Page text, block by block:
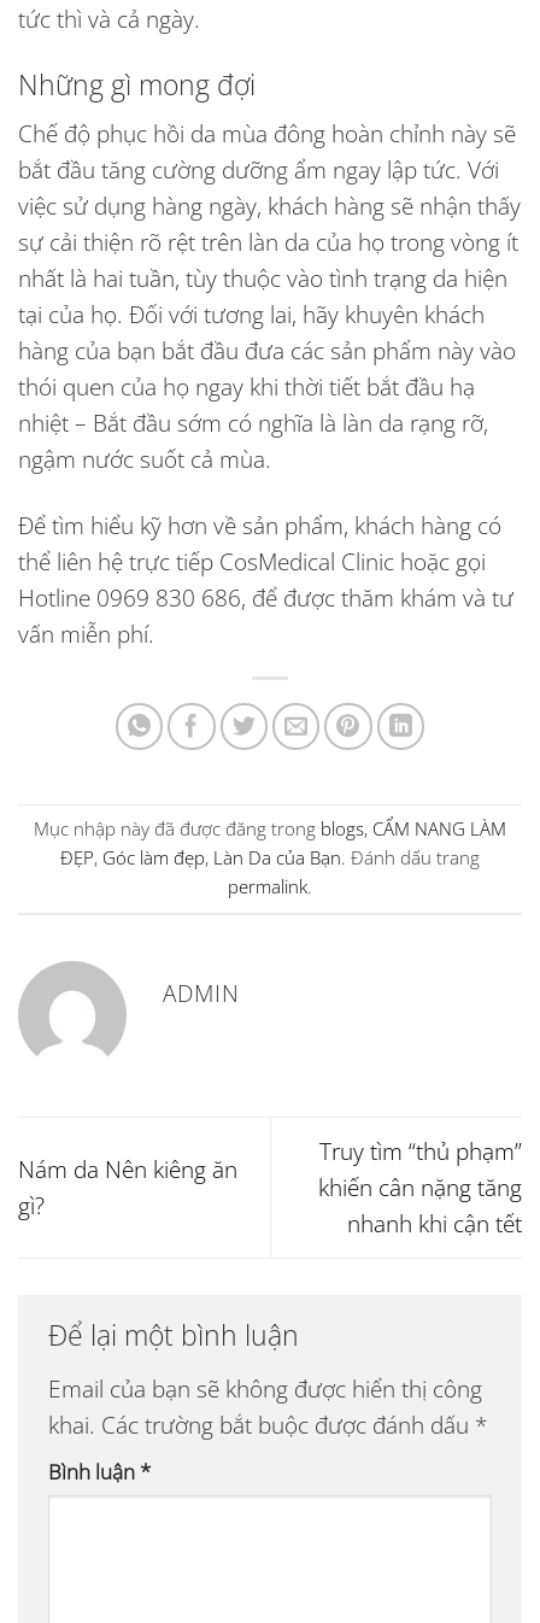
tức thì và cả ngày.
Những gì mong đợi
Chế độ phục hồi da mùa đông hoàn chỉnh này sẽ
bắt đầu tăng cường dưỡng ẩm ngay lập tức. Với
việc sử dụng hàng ngày, khách hàng sẽ nhận thấy
sự cải thiện rõ rệt trên làn da của họ trong vòng ít
nhất là hai tuần, tùy thuộc vào tình trạng da hiện
tại của họ. Đối với tương lai, hãy khuyên khách
hàng của bạn bắt đầu đưa các sản phẩm này vào
thói quen của họ ngay khi thời tiết bắt đầu hạ
nhiệt – Bắt đầu sớm có nghĩa là làn da rạng rỡ,
ngậm nước suốt cả mùa.
Để tìm hiểu kỹ hơn về sản phẩm, khách hàng có
thể liên hệ trực tiếp CosMedical Clinic hoặc gọi
Hotline 0969 830 686, để được thăm khám và tư
vấn miễn phí.
Mục nhập này đã được đăng trong blogs, CẨM NANG LÀM
ĐẸP, Góc làm đẹp, Làn Da của Bạn. Đánh dấu trang
permalink.
ADMIN
Nám da Nên kiêng ăn
gì?
Truy tìm “thủ phạm”
khiến cân nặng tăng
nhanh khi cận tết
Để lại một bình luận
Email của bạn sẽ không được hiển thị công
khai. Các trường bắt buộc được đánh dấu *
Bình luận *